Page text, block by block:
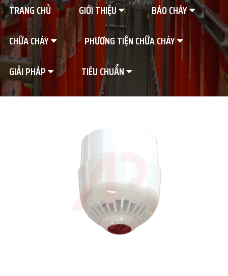
TRANG CHỦ GIỚI THIỆU
BÁO CHÁY
CHỮA CHÁY
PHƯƠNG TIỆN CHỮA CHÁY
GIẢI PHÁP
TIÊU CHUẨN